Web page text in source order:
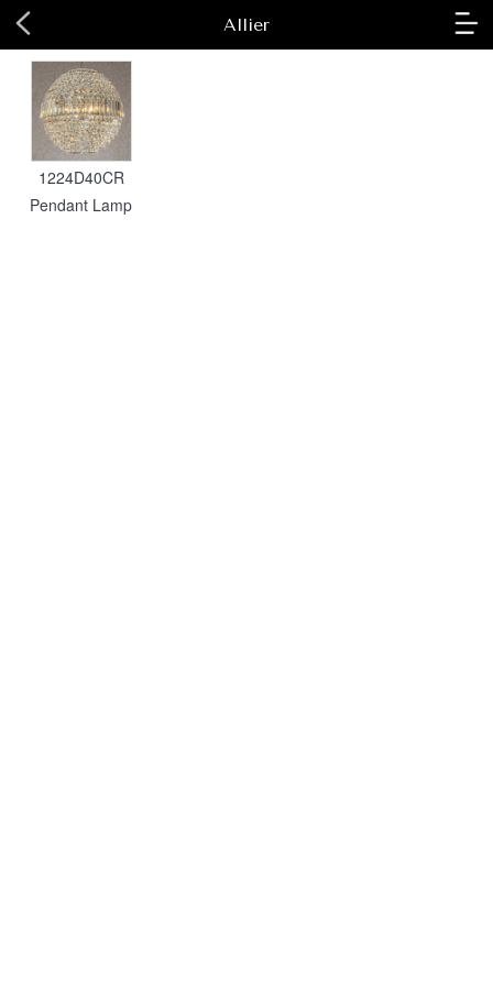
Allier
1224D40CR
Pendant Lamp